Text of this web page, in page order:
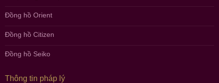
Đồng hồ Orient
Đồng hồ Citizen
Đồng hồ Seiko
Thông tin pháp lý